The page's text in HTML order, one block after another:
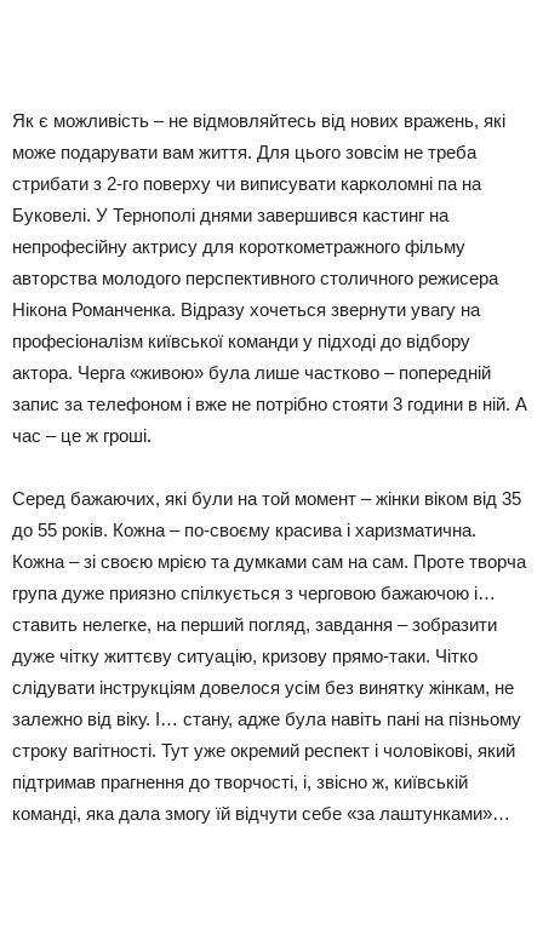
Як є можливість – не відмовляйтесь від нових вражень, які
може подарувати вам життя. Для цього зовсім не треба
стрибати з 2-го поверху чи виписувати карколомні па на
Буковелі. У Тернополі днями завершився кастинг на
непрофесійну актрису для короткометражного фільму
авторства молодого перспективного столичного режисера
Нікона Романченка. Відразу хочеться звернути увагу на
професіоналізм київської команди у підході до відбору
актора. Черга «живою» була лише частково – попередній
запис за телефоном і вже не потрібно стояти 3 години в ній. А
час – це ж гроші.
Серед бажаючих, які були на той момент – жінки віком від 35
до 55 років. Кожна – по-своєму красива і харизматична.
Кожна – зі своєю мрією та думками сам на сам. Проте творча
група дуже приязно спілкується з черговою бажаючою і…
ставить нелегке, на перший погляд, завдання – зобразити
дуже чітку життєву ситуацію, кризову прямо-таки. Чітко
слідувати інструкціям довелося усім без винятку жінкам, не
залежно від віку. І… стану, адже була навіть пані на пізньому
строку вагітності. Тут уже окремий респект і чоловікові, який
підтримав прагнення до творчості, і, звісно ж, київській
команді, яка дала змогу їй відчути себе «за лаштунками»…